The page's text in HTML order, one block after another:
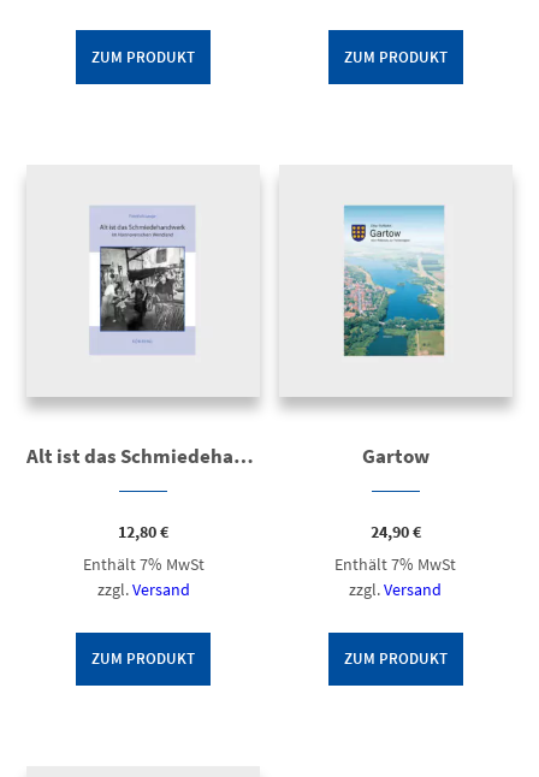
ZUM PRODUKT ZUM PRODUKT
Alt ist das Schmiedehandwerk
12,80€
Enthält 7% MwSt
zzgl.Versand
ZUM PRODUKT
Gartow
24,90€
Enthält 7% MwSt
zzgl.Versand
ZUM PRODUKT